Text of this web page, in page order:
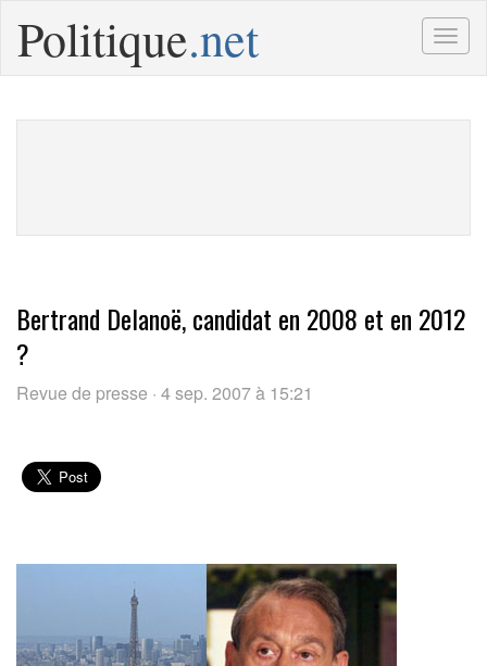
Politique.net
Bertrand Delanoë, candidat en 2008 et en 2012
?
Revue de presse · 4 sep. 2007 à 15:21